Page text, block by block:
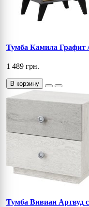
Тумба Камила Графит
1 489 грн.
В корзину
Тумба Вивиан Артвуд